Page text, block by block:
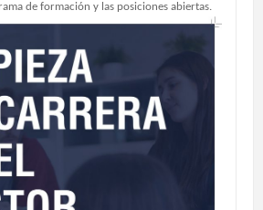
de formación y las posiciones abiertas.